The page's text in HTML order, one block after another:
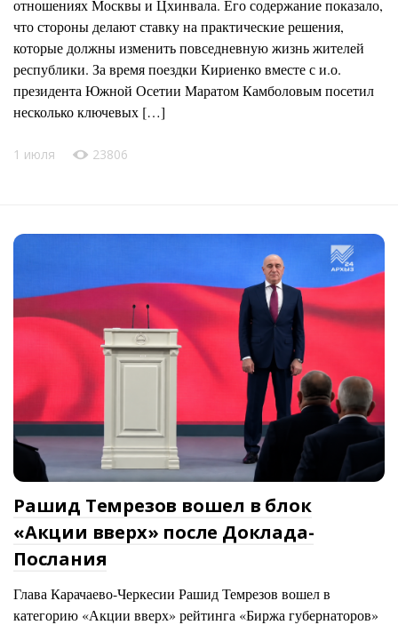
отношениях Москвы и Цхинвала. Его содержание показало,
что стороны делают ставку на практические решения,
которые должны изменить повседневную жизнь жителей
республики. За время поездки Кириенко вместе с и.о.
президента Южной Осетии Маратом Камболовым посетил
несколько ключевых […]
1 июля 23806
Рашид Темрезов вошел в блок
«Акции вверх» после Доклада-
Послания
Глава Карачаево-Черкесии Рашид Темрезов вошел в
категорию «Акции вверх» рейтинга «Биржа губернаторов»